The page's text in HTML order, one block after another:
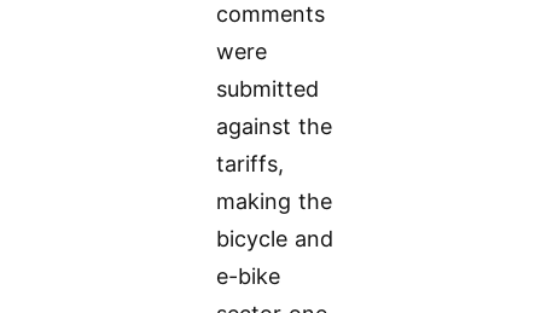
comments
were
submitted
against the
tariffs,
making the
bicycle and
e-bike